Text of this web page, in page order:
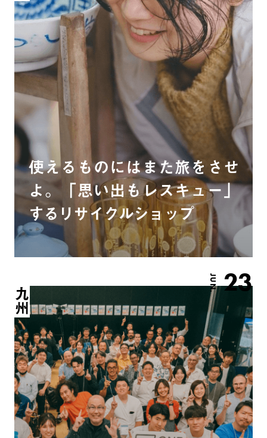
使えるものにはまた旅をさせ
よ。「思い出もレスキュー」
するリサイクルショップ
JUN. 23
九州